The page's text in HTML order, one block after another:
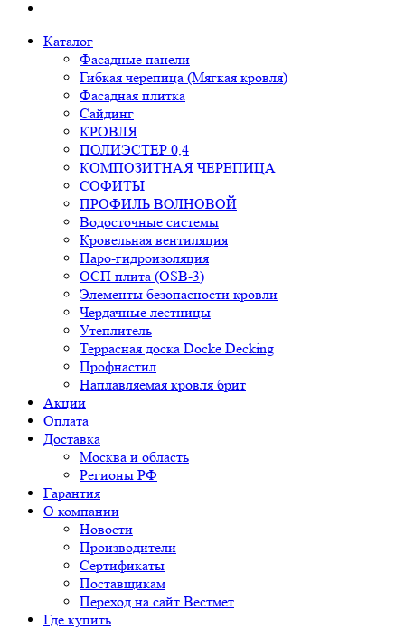
Каталог
Фасадные панели
Гибкая черепица (Мягкая кровля)
Фасадная плитка
Сайдинг
КРОВЛЯ
ПОЛИЭСТЕР 0,4
КОМПОЗИТНАЯ ЧЕРЕПИЦА
СОФИТЫ
ПРОФИЛЬ ВОЛНОВОЙ
Водосточные системы
Кровельная вентиляция
Паро-гидроизоляция
ОСП плита (OSB-3)
Элементы безопасности кровли
Чердачные лестницы
Утеплитель
Террасная доска Docke Decking
Профнастил
Наплавляемая кровля брит
Акции
Оплата
Доставка
Москва и область
Регионы РФ
Гарантия
О компании
Новости
Производители
Сертификаты
Поставщикам
Переход на сайт Вестмет
Где купить